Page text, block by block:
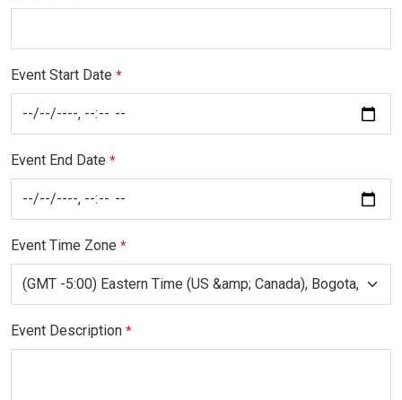
Event Start Date *
Event End Date *
Event Time Zone *
Event Description *